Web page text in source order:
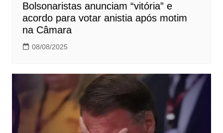
Bolsonaristas anunciam “vitória” e
acordo para votar anistia após motim
na Câmara
08/08/2025